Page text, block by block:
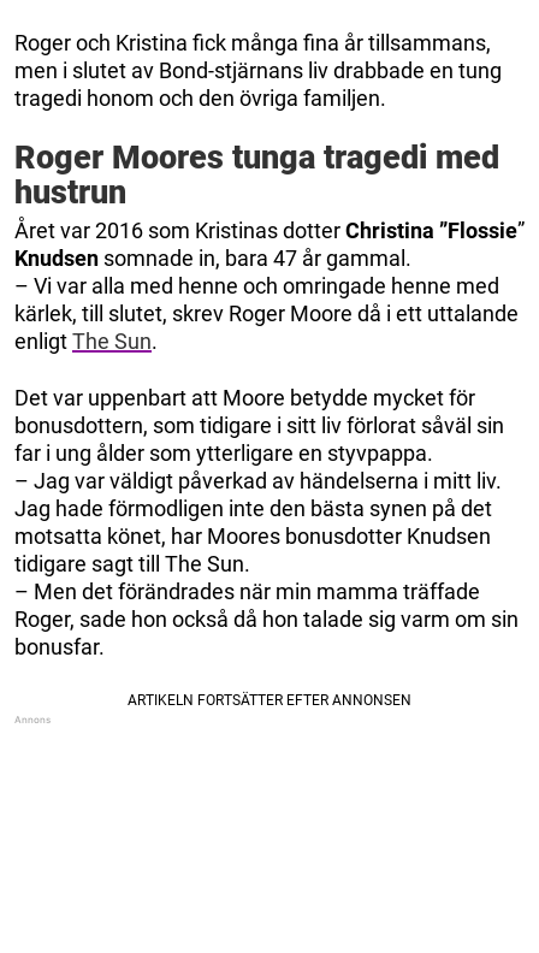
Roger och Kristina fick många fina år tillsammans,
men i slutet av Bond-stjärnans liv drabbade en tung
tragedi honom och den övriga familjen.
Roger Moores tunga tragedi med
hustrun
Året var 2016 som Kristinas dotterChristina ”Flossie”
Knudsen somnade in, bara 47 år gammal.
– Vi var alla med henne och omringade henne med
kärlek, till slutet, skrev Roger Moore då i ett uttalande
enligtThe Sun.
Det var uppenbart att Moore betydde mycket för
bonusdottern, som tidigare i sitt liv förlorat såväl sin
far i ung ålder som ytterligare en styvpappa.
– Jag var väldigt påverkad av händelserna i mitt liv.
Jag hade förmodligen inte den bästa synen på det
motsatta könet, har Moores bonusdotter Knudsen
tidigare sagt till The Sun.
– Men det förändrades när min mamma träffade
Roger, sade hon också då hon talade sig varm om sin
bonusfar.